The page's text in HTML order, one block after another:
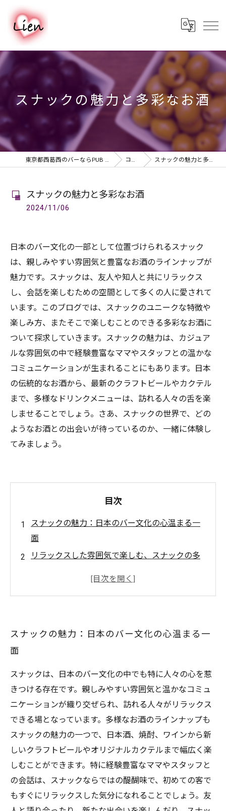
スナックの魅力と多彩なお酒
東京都西葛西のバーならPUB & BAR Lien コラム スナックの魅力と多彩なお酒
スナックの魅力と多彩なお酒
2024/11/06
日本のバー文化の一部として位置づけられるスナック
は、親しみやすい雰囲気と豊富なお酒のラインナップが
魅力です。スナックは、友人や知人と共にリラックス
し、会話を楽しむための空間として多くの人に愛されて
います。このブログでは、スナックのユニークな特徴や
楽しみ方、またそこで楽しむことのできる多彩なお酒に
ついて探求していきます。スナックの魅力は、カジュア
ルな雰囲気の中で経験豊富なママやスタッフとの温かな
コミュニケーションが生まれることにもあります。日本
の伝統的なお酒から、最新のクラフトビールやカクテル
まで、多様なドリンクメニューは、訪れる人々の舌を楽
しませることでしょう。さあ、スナックの世界で、どの
ようなお酒との出会いが待っているのか、一緒に体験し
てみましょう。
目次
スナックの魅力：日本のバー文化の心温まる一
面
リラックスした雰囲気で楽しむ、スナックの多
スナックでの味わい
好みはどれ？
スナックのお酒を楽しむコツとおすすめドリン
ク
これからのスナック文化：新しい楽しみ方と未
来の展望
スナックの魅力：日本のバー文化の心温まる一
面
スナックは、日本のバー文化の中でも特に人々の心を惹
きつける存在です。親しみやすい雰囲気と温かなコミュ
ニケーションが織り交ぜられ、訪れる人々がリラックス
できる場となっています。多様なお酒のラインナップも
スナックの魅力の一つで、日本酒、焼酎、ワインから新
しいクラフトビールやオリジナルカクテルまで幅広く楽
しむことができます。特に経験豊富なママやスタッフと
の会話は、スナックならではの醍醐味で、初めての客で
もすぐにリラックスした気分になれることでしょう。友